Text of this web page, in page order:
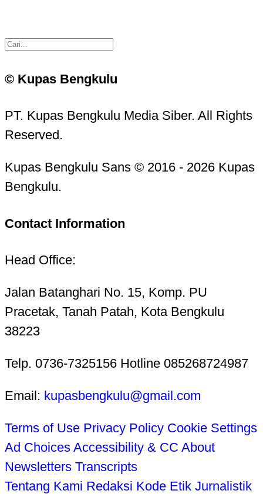
© Kupas Bengkulu
PT. Kupas Bengkulu Media Siber. All Rights
Reserved.
Kupas Bengkulu Sans © 2016 - 2026 Kupas
Bengkulu.
Contact Information
Head Office:
Jalan Batanghari No. 15, Komp. PU
Pracetak, Tanah Patah, Kota Bengkulu
38223
Telp. 0736-7325156 Hotline 085268724987
Email: kupasbengkulu@gmail.com
Terms of Use Privacy Policy Cookie Settings
Ad Choices Accessibility & CC About
Newsletters Transcripts
Tentang Kami Redaksi Kode Etik Jurnalistik